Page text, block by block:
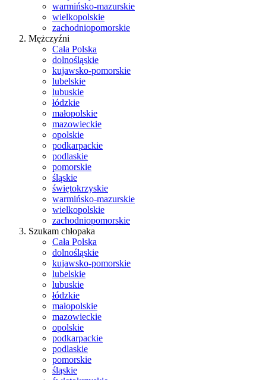
warmińsko-mazurskie
wielkopolskie
zachodniopomorskie
Mężczyźni
Cała Polska
dolnośląskie
kujawsko-pomorskie
lubelskie
lubuskie
łódzkie
małopolskie
mazowieckie
opolskie
podkarpackie
podlaskie
pomorskie
śląskie
świętokrzyskie
warmińsko-mazurskie
wielkopolskie
zachodniopomorskie
Szukam chłopaka
Cała Polska
dolnośląskie
kujawsko-pomorskie
lubelskie
lubuskie
łódzkie
małopolskie
mazowieckie
opolskie
podkarpackie
podlaskie
pomorskie
śląskie